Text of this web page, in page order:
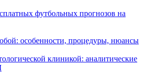
футбольных прогнозов на
особенности, процедуры, нюансы
клиникой: аналитические